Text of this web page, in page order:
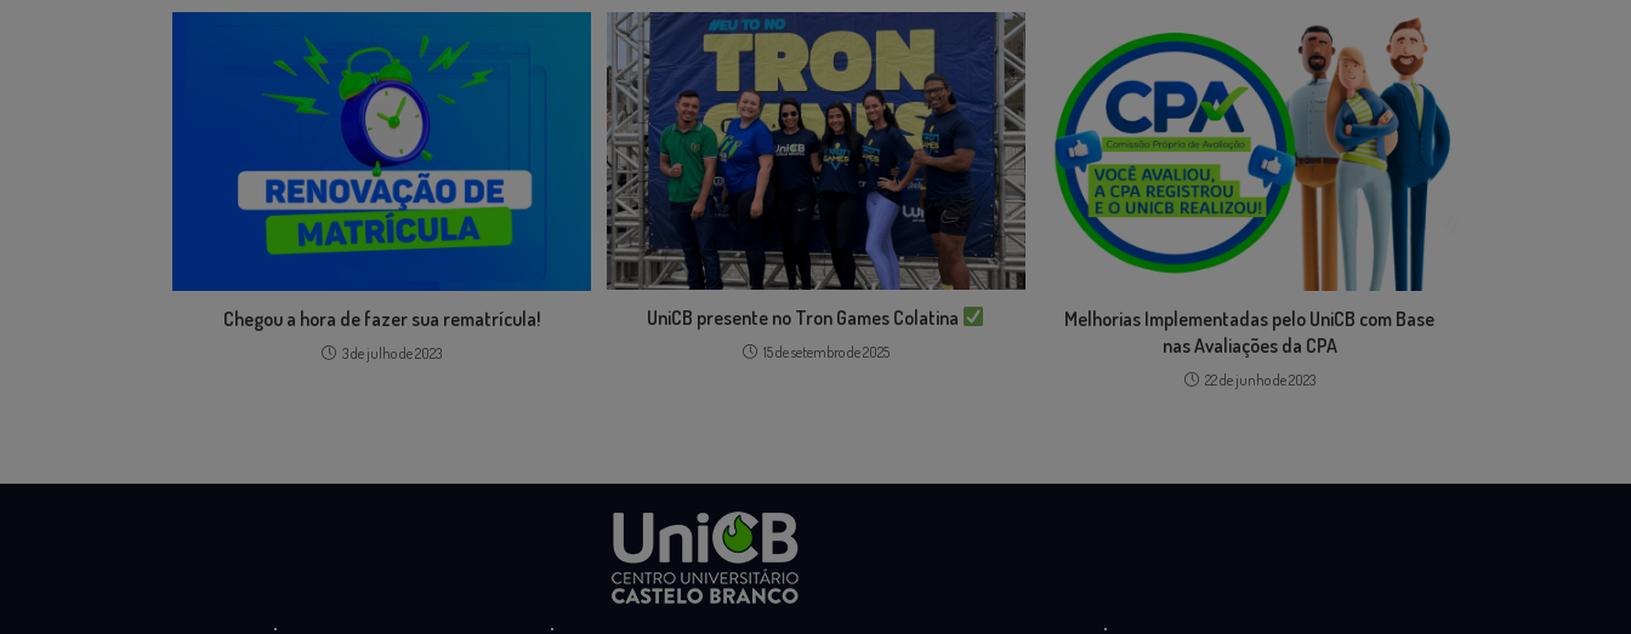
Chegou a hora de fazer sua rematrícula!
3 de julho de 2023
UniCB presente no Tron Games Colatina
15 de setembro de 2025
Melhorias Implementadas pelo UniCB com Base
nas Avaliações da CPA
22 de junho de 2023